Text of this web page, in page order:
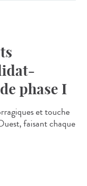
phase I
et touche
faisant chaque